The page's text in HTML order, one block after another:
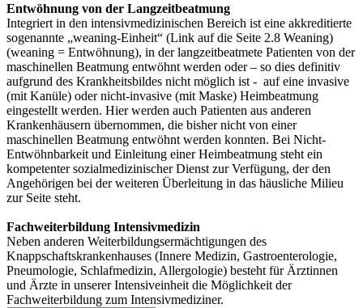
Entwöhnung von der Langzeitbeatmung
Integriert in den intensivmedizinischen Bereich ist eine akkreditierte
sogenannte „weaning-Einheit“ (Link auf die Seite 2.8 Weaning)
(weaning = Entwöhnung), in der langzeitbeatmete Patienten von der
maschinellen Beatmung entwöhnt werden oder – so dies definitiv
aufgrund des Krankheitsbildes nicht möglich ist - auf eine invasive
(mit Kanüle) oder nicht-invasive (mit Maske) Heimbeatmung
eingestellt werden. Hier werden auch Patienten aus anderen
Krankenhäusern übernommen, die bisher nicht von einer
maschinellen Beatmung entwöhnt werden konnten. Bei Nicht-
Entwöhnbarkeit und Einleitung einer Heimbeatmung steht ein
kompetenter sozialmedizinischer Dienst zur Verfügung, der den
Angehörigen bei der weiteren Überleitung in das häusliche Milieu
zur Seite steht.
Fachweiterbildung Intensivmedizin
Neben anderen Weiterbildungsermächtigungen des
Knappschaftskrankenhauses (Innere Medizin, Gastroenterologie,
Pneumologie, Schlafmedizin, Allergologie) besteht für Ärztinnen
und Ärzte in unserer Intensiveinheit die Möglichkeit der
Fachweiterbildung zum Intensivmediziner.